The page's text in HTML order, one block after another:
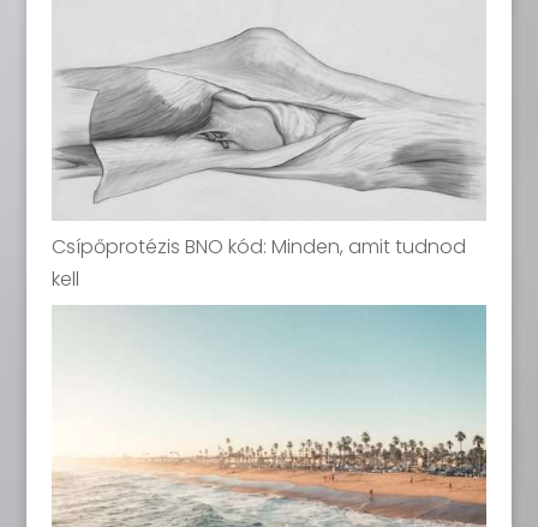
Csípőprotézis BNO kód: Minden, amit tudnod
kell